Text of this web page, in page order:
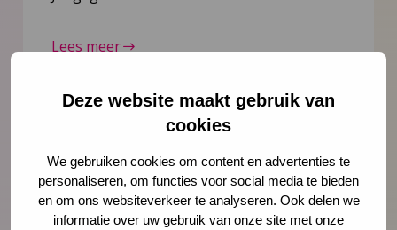
Deze website maakt gebruik van
cookies
We gebruiken cookies om content en advertenties te
personaliseren, om functies voor social media te bieden
en om ons websiteverkeer te analyseren. Ook delen we
informatie over uw gebruik van onze site met onze
Lees meer